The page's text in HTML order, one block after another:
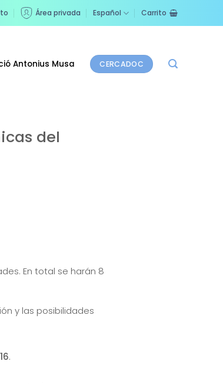
Área privada Español Carrito
Antonius Musa CERCADOC
del
En total se harán 8
y las posibilidades
.